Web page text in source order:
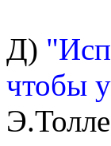
Д)
чтобы